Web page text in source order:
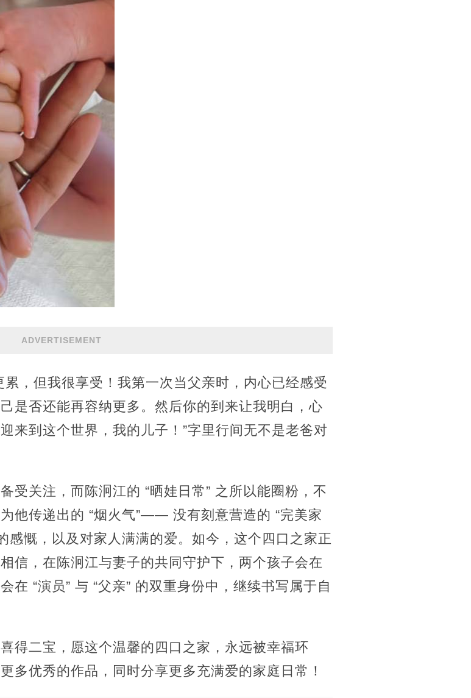
ADVERTISEMENT
，但我很享受！我第一次当父亲时，内心已经感受
是否还能再容纳更多。然后你的到来让我明白，心
到这个世界，我的儿子！”字里行间无不是老爸对
受关注，而陈泂江的 “晒娃日常” 之所以能圈粉，不
他传递出的 “烟火气”—— 没有刻意营造的 “完美家
感慨，以及对家人满满的爱。如今，这个四口之家正
信，在陈泂江与妻子的共同守护下，两个孩子会在
在 “演员” 与 “父亲” 的双重身份中，继续书写属于自
得二宝，愿这个温馨的四口之家，永远被幸福环
多优秀的作品，同时分享更多充满爱的家庭日常！